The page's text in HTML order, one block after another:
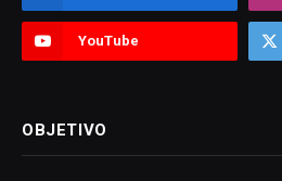
YouTube
OBJETIVO